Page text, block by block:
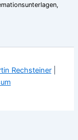
Rechsteiner|